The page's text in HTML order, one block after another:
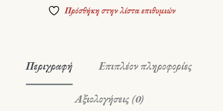
Πρόσθήκη στην λίστα επιθυμιών
Περιγραφή Επιπλέον πληροφορίες
Αξιολογήσεις (0)